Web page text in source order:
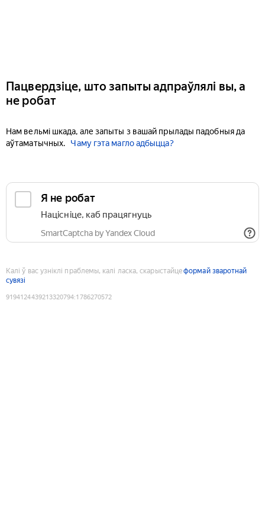
Пацвердзіце, што запыты адпраўлялі вы, а
не робат
Нам вельмі шкада, але запыты з вашай прылады падобныя да
аўтаматычных.
Чаму гэта магло адбыцца?
Я не робат
Націсніце, каб працягнуць
SmartCaptcha by Yandex Cloud
Калі ў вас узніклі праблемы, калі ласка, скарыстайцеформай зваротнай
сувязі
9194124439213320794:1786270572